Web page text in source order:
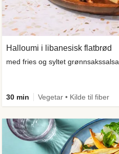
Halloumi i libanesisk flatbrød
med fries og syltet grønnsakssalsa
30 min Vegetar • Kilde til fiber